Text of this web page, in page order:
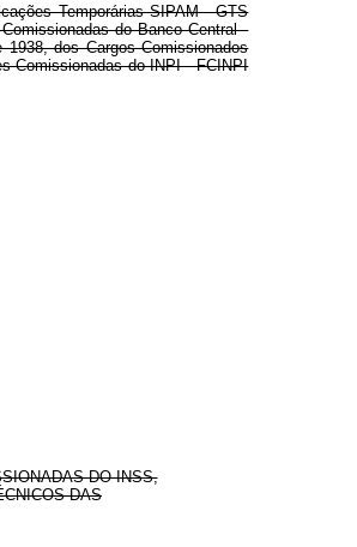
Temporárias SIPAM - GTS
do Banco Central -
dos Cargos Comissionados
Comissionadas do INPI - FCINPI
DO INSS,
DAS